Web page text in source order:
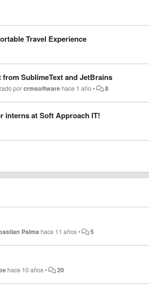
Travel Experience
SublimeText and JetBrains
porcrmsoftware hace 1 año• 8
interns at Soft Approach IT!
Palma hace 11 años• 5
hace 10 años• 20